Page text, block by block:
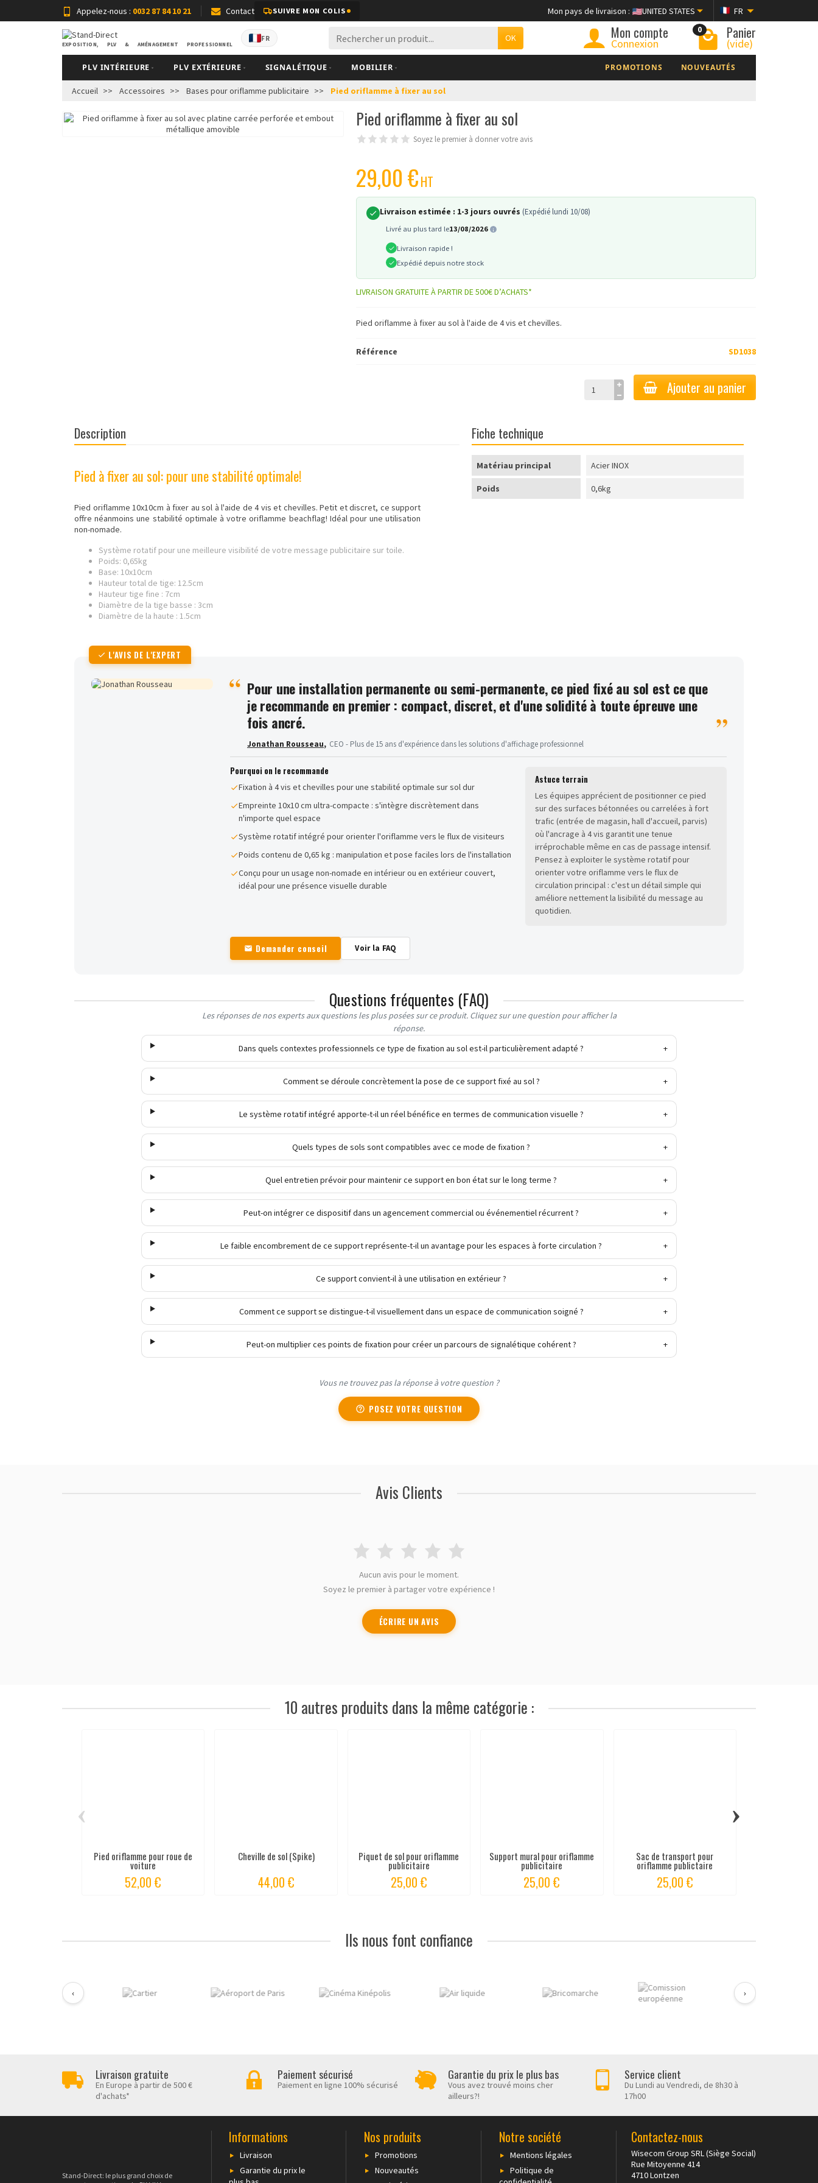
Mon pays de livraison : UNITED STATES
Appelez-nous : 0032 87 84 10 21 Contact SUIVRE MON COLIS FR
EXPOSITION, PLV & AMÉNAGEMENT PROFESSIONNEL
FR OK Mon compte
Connexion
0 Panier
(vide)
PLV INTÉRIEURE PLV EXTÉRIEURE SIGNALÉTIQUE MOBILIER PROMOTIONS NOUVEAUTÉS
Accueil Accessoires Bases pour oriflamme publicitaire Pied oriflamme à fixer au sol
Pied oriflamme à fixer au sol
Soyez le premier à donner votre avis
29,00 €HT
Livraison estimée : 1-3 jours ouvrés (Expédié lundi 10/08)
Livré au plus tard le13/08/2026
Livraison rapide !
Expédié depuis notre stock
LIVRAISON GRATUITE À PARTIR DE 500€ D’ACHATS*
Pied oriflamme à fixer au sol à l'aide de 4 vis et chevilles.
Référence SD1038
Ajouter au panier
Description
Pied à fixer au sol: pour une stabilité optimale!
Pied oriflamme 10x10cm à fixer au sol à l'aide de 4 vis et chevilles. Petit et discret, ce support
offre néanmoins une stabilité optimale à votreoriflamme beachflag! Idéal pour une utilisation
non-nomade.
Système rotatif pour une meilleure visibilité de votre message publicitaire sur toile.
Poids: 0,65kg
Base: 10x10cm
Hauteur total de tige: 12.5cm
Hauteur tige fine : 7cm
Diamètre de la tige basse : 3cm
Diamètre de la haute : 1.5cm
Fiche technique
Matériau principal Acier INOX
Poids 0,6kg
L'AVIS DE L'EXPERT
Pour une installation permanente ou semi-permanente, ce pied fixé au sol est ce que
je recommande en premier : compact, discret, et d'une solidité à toute épreuve une
fois ancré.
Jonathan Rousseau, CEO - Plus de 15 ans d'expérience dans les solutions d'affichage professionnel
Pourquoi on le recommande
Fixation à 4 vis et chevilles pour une stabilité optimale sur sol dur
Empreinte 10x10 cm ultra-compacte : s'intègre discrètement dans
n'importe quel espace
Système rotatif intégré pour orienter l'oriflamme vers le flux de visiteurs
Poids contenu de 0,65 kg : manipulation et pose faciles lors de l'installation
Conçu pour un usage non-nomade en intérieur ou en extérieur couvert,
idéal pour une présence visuelle durable
Astuce terrain
Les équipes apprécient de positionner ce pied
sur des surfaces bétonnées ou carrelées à fort
trafic (entrée de magasin, hall d'accueil, parvis)
où l'ancrage à 4 vis garantit une tenue
irréprochable même en cas de passage intensif.
Pensez à exploiter le système rotatif pour
orienter votre oriflamme vers le flux de
circulation principal : c'est un détail simple qui
améliore nettement la lisibilité du message au
quotidien.
Demander conseil Voir la FAQ
Questions fréquentes (FAQ)
Les réponses de nos experts aux questions les plus posées sur ce produit. Cliquez sur une question pour afficher la
réponse.
Dans quels contextes professionnels ce type de fixation au sol est-il particulièrement adapté ?
+
Comment se déroule concrètement la pose de ce support fixé au sol ? +
Le système rotatif intégré apporte-t-il un réel bénéfice en termes de communication visuelle ? +
Quels types de sols sont compatibles avec ce mode de fixation ? +
Quel entretien prévoir pour maintenir ce support en bon état sur le long terme ? +
Peut-on intégrer ce dispositif dans un agencement commercial ou événementiel récurrent ? +
Le faible encombrement de ce support représente-t-il un avantage pour les espaces à forte circulation ? +
Ce support convient-il à une utilisation en extérieur ? +
Comment ce support se distingue-t-il visuellement dans un espace de communication soigné ? +
Peut-on multiplier ces points de fixation pour créer un parcours de signalétique cohérent ? +
Vous ne trouvez pas la réponse à votre question ?
POSEZ VOTRE QUESTION
Avis Clients
Aucun avis pour le moment.
Soyez le premier à partager votre expérience !
ÉCRIRE UN AVIS
10 autres produits dans la même catégorie :
Pied oriflamme pour roue de
voiture
52,00 €
Cheville de sol (Spike)
44,00 €
Piquet de sol pour oriflamme
publicitaire
25,00 €
Support mural pour oriflamme
publicitaire
25,00 €
Sac de transport pour
oriflamme publictaire
25,00 €
‹ ›
Ils nous font confiance
‹ ›
Livraison gratuite
En Europe à partir de 500 €
d'achats*
Paiement sécurisé
Paiement en ligne 100% sécurisé
Garantie du prix le plus bas
Vous avez trouvé moins cher
ailleurs?!
Service client
Du Lundi au Vendredi, de 8h30 à
17h00
Stand-Direct: le plus grand choix de
Informations
Livraison
Garantie du prix le
Nos produits
Promotions
Nouveautés
Notre société
Mentions légales
Politique de
Contactez-nous
Wisecom Group SRL (Siège Social)
Rue Mitoyenne 414
4710 Lontzen